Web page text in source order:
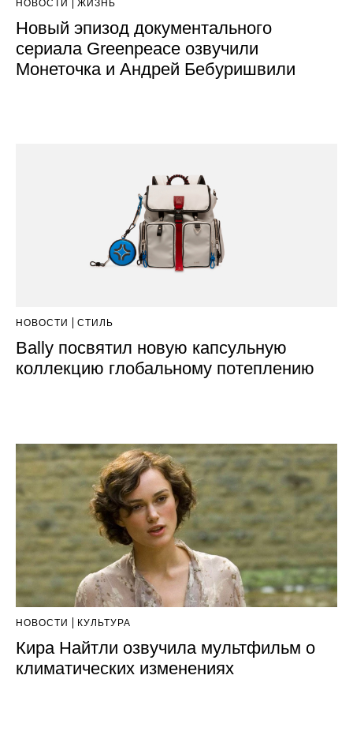
НОВОСТИ ЖИЗНЬ
Новый эпизод документального
сериала Greenpeace озвучили
Монеточка и Андрей Бебуришвили
НОВОСТИ СТИЛЬ
Bally посвятил новую капсульную
коллекцию глобальному потеплению
НОВОСТИ КУЛЬТУРА
Кира Найтли озвучила мультфильм о
климатических изменениях